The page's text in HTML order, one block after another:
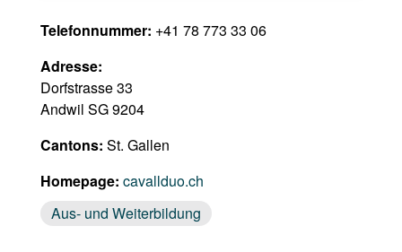
Telefonnummer: +41 78 773 33 06
Adresse:
Dorfstrasse 33
Andwil SG 9204
Cantons: St. Gallen
Homepage: cavallduo.ch
Aus- und Weiterbildung